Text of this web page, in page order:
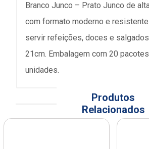
Branco Junco – Prato Junco de
com formato moderno e
servir refeições, doces e
21cm. Embalagem com 20
unidades.
Produtos
Relacionados